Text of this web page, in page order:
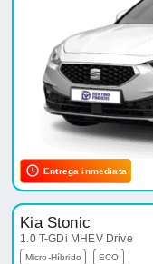
Entrega inmediata
Kia Stonic
1.0 T-GDi MHEV Drive
Micro-Híbrido ECO